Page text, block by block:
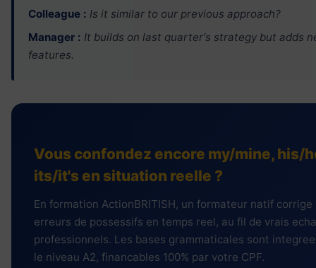
Colleague : Is it similar to our previous approach?
Manager : It builds on last quarter's strategy but adds
features.
Vous confondez encore my/mine, his/
its/it's en situation reelle ?
En formation ActionBRITISH, un formateur natif corrige
erreurs de possessifs en temps reel, au fil de vrais
professionnels. Les bases grammaticales sont
le niveau A2, financables 100% par votre CPF.